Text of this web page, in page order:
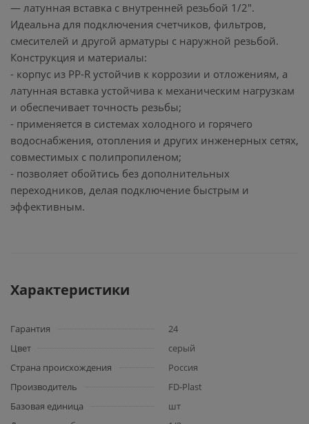
— латунная вставка с внутренней резьбой 1/2".
Идеальна для подключения счетчиков, фильтров,
смесителей и другой арматуры с наружной резьбой.
Конструкция и материалы:
- корпус из PP-R устойчив к коррозии и отложениям, а
латунная вставка устойчива к механическим нагрузкам
и обеспечивает точность резьбы;
- применяется в системах холодного и горячего
водоснабжения, отопления и других инженерных сетях,
совместимых с полипропиленом;
- позволяет обойтись без дополнительных
переходников, делая подключение быстрым и
эффективным.
Характеристики
Гарантия
24
Цвет
серый
Страна происхождения
Россия
Производитель
FD-Plast
Базовая единица
шт